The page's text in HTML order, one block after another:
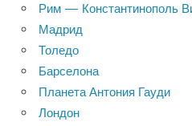
Рим — Константинополь
Мадрид
Толедо
Барселона
Планета Антония Гауди
Лондон